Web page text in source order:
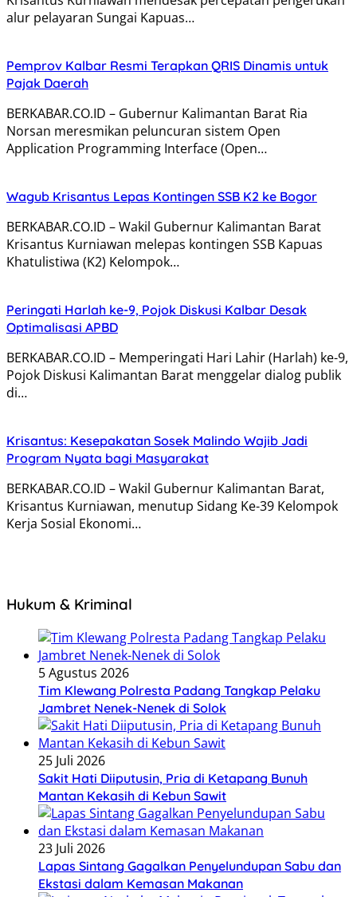
alur pelayaran Sungai Kapuas…
Pemprov Kalbar Resmi Terapkan QRIS Dinamis untuk
Pajak Daerah
BERKABAR.CO.ID – Gubernur Kalimantan Barat Ria
Norsan meresmikan peluncuran sistem Open
Application Programming Interface (Open…
Wagub Krisantus Lepas Kontingen SSB K2 ke Bogor
BERKABAR.CO.ID – Wakil Gubernur Kalimantan Barat
Krisantus Kurniawan melepas kontingen SSB Kapuas
Khatulistiwa (K2) Kelompok…
Peringati Harlah ke-9, Pojok Diskusi Kalbar Desak
Optimalisasi APBD
BERKABAR.CO.ID – Memperingati Hari Lahir (Harlah) ke-9,
Pojok Diskusi Kalimantan Barat menggelar dialog publik
di…
Krisantus: Kesepakatan Sosek Malindo Wajib Jadi
Program Nyata bagi Masyarakat
BERKABAR.CO.ID – Wakil Gubernur Kalimantan Barat,
Krisantus Kurniawan, menutup Sidang Ke-39 Kelompok
Kerja Sosial Ekonomi…
Hukum & Kriminal
5 Agustus 2026
Tim Klewang Polresta Padang Tangkap Pelaku
Jambret Nenek-Nenek di Solok
25 Juli 2026
Sakit Hati Diiputusin, Pria di Ketapang Bunuh
Mantan Kekasih di Kebun Sawit
23 Juli 2026
Lapas Sintang Gagalkan Penyelundupan Sabu dan
Ekstasi dalam Kemasan Makanan